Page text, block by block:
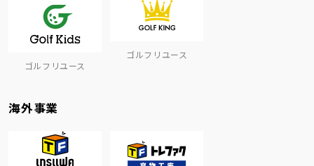
ゴルフリユース
ゴルフリユース
海外事業